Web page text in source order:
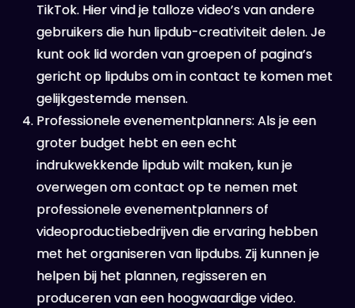
TikTok. Hier vind je talloze video’s van andere
gebruikers die hun lipdub-creativiteit delen. Je
kunt ook lid worden van groepen of pagina’s
gericht op lipdubs om in contact te komen met
gelijkgestemde mensen.
Professionele evenementplanners: Als je een
groter budget hebt en een echt
indrukwekkende lipdub wilt maken, kun je
overwegen om contact op te nemen met
professionele evenementplanners of
videoproductiebedrijven die ervaring hebben
met het organiseren van lipdubs. Zij kunnen je
helpen bij het plannen, regisseren en
produceren van een hoogwaardige video.